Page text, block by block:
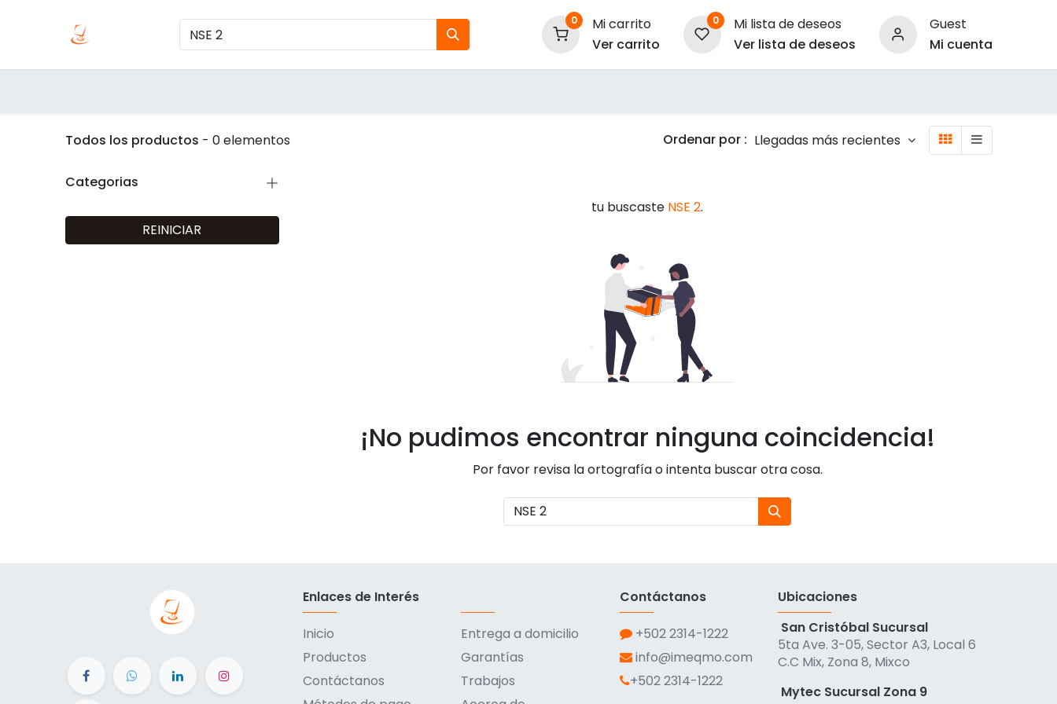
0
Mi carrito
Ver carrito
0
Mi lista de deseos
Ver lista de deseos
Guest
Mi cuenta
Todos los productos - 0 elementos Ordenar por : Llegadas más recientes
Categorias
REINICIAR
tu buscaste NSE 2.
¡No pudimos encontrar ninguna coincidencia!
Por favor revisa la ortografía o intenta buscar otra cosa.
Enlaces de Interés
Inicio
Productos
Contáctanos
Entrega a domicilio
Garantías
Trabajos
Contáctanos
+502 2314-1222
info@imeqmo.com
+502 2314-1222
Ubicaciones
San Cristóbal Sucursal
5ta Ave. 3-05, Sector A3, Local 6
C.C Mix, Zona 8, Mixco
Mytec Sucursal Zona 9